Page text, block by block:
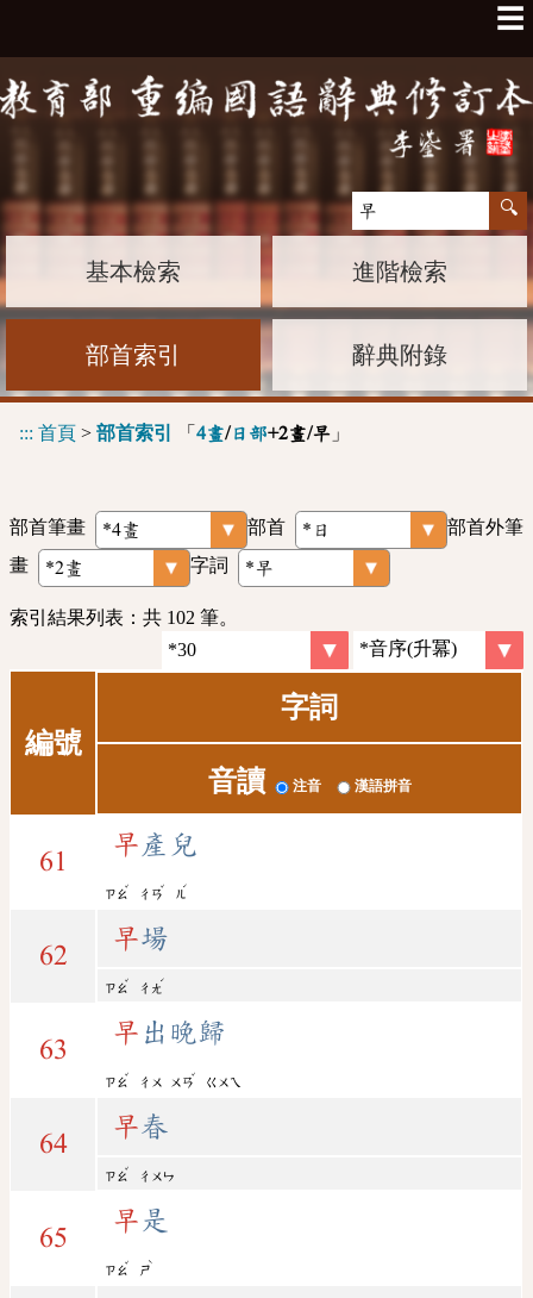
☰
基本檢索 進階檢索
部首索引 辭典附錄
::: 首頁 > 部首索引 「 4畫/日部+2畫/早 」
部首筆畫 部首
部首外筆
畫
字詞
索引結果列表：共 102 筆。
編號
字詞
音讀 注音 漢語拼音
61
早 產兒
ㄗㄠ
ˇ
ㄔㄢ
ˇ
ㄦ
ˊ
62
早場
ㄗㄠ
ˇ
ㄔㄤ
ˊ
63
早 出晚歸
ㄗㄠ
ˇ
ㄔㄨ ㄨㄢ
ˇ
ㄍㄨㄟ
64
早春
ㄗㄠ
ˇ
ㄔㄨㄣ
65
早 是
ㄗㄠ
ˇ
ㄕ
ˋ